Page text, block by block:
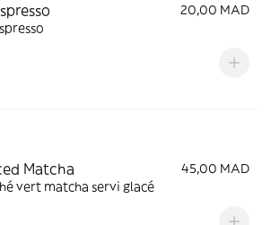
20,00 MAD
Matcha
45,00 MAD
vert matcha servi glacé